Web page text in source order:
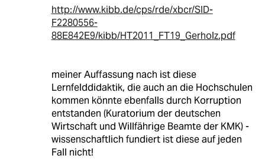
http://www.kibb.de/cps/rde/xbcr/SID-
F2280556-
88E842E9/kibb/HT2011_FT19_Gerholz.pdf
meiner Auffassung nach ist diese
Lernfelddidaktik, die auch an die Hochschulen
kommen könnte ebenfalls durch Korruption
entstanden (Kuratorium der deutschen
Wirtschaft und Willfährige Beamte der KMK) -
wissenschaftlich fundiert ist diese auf jeden
Fall nicht!